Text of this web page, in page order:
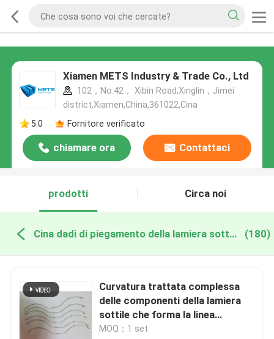
Xiamen METS Industry & Trade Co., Ltd
102，No.42， Xibin Road,Xinglin，Jimei
district,Xiamen,China,361022,Cina
5.0
Fornitore verificato
chiamare ora Contattaci
prodotti Circa noi
Cina dadi di piegamento della lamiera sottile (180)
Curvatura trattata complessa
delle componenti della lamiera
sottile che forma la linea
componenti elettronici del cavo
MOQ：1 set